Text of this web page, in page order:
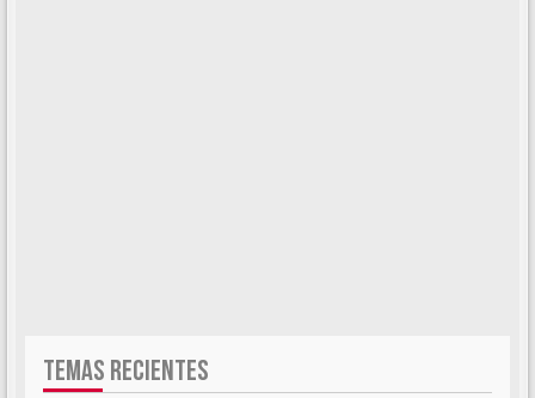
TEMAS RECIENTES